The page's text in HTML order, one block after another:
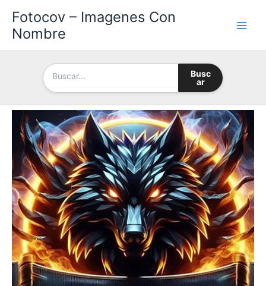
contenido
Fotocov – Imagenes Con
Nombre
Busc
ar